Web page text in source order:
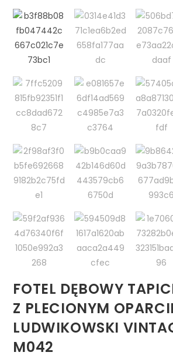
FOTEL DĘBOWY
Z PLECIONYM
LUDWIKOWSKI
M042